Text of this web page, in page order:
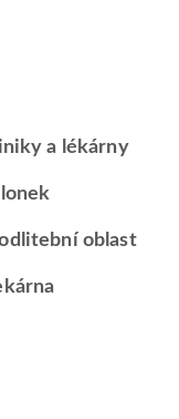
a lékárny
oblast